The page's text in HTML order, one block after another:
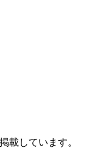
載しています。